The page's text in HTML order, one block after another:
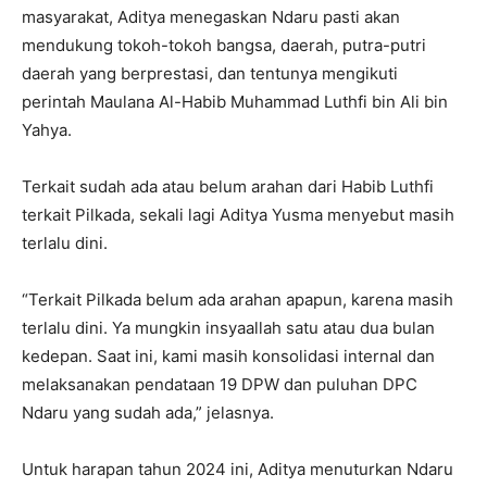
masyarakat, Aditya menegaskan Ndaru pasti akan
mendukung tokoh-tokoh bangsa, daerah, putra-putri
daerah yang berprestasi, dan tentunya mengikuti
perintah Maulana Al-Habib Muhammad Luthfi bin Ali bin
Yahya.
Terkait sudah ada atau belum arahan dari Habib Luthfi
terkait Pilkada, sekali lagi Aditya Yusma menyebut masih
terlalu dini.
“Terkait Pilkada belum ada arahan apapun, karena masih
terlalu dini. Ya mungkin insyaallah satu atau dua bulan
kedepan. Saat ini, kami masih konsolidasi internal dan
melaksanakan pendataan 19 DPW dan puluhan DPC
Ndaru yang sudah ada,” jelasnya.
Untuk harapan tahun 2024 ini, Aditya menuturkan Ndaru